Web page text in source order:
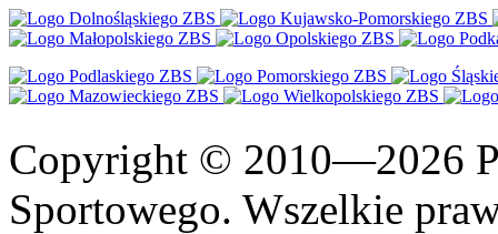
Copyright © 2010—2026
Sportowego. Wszelkie